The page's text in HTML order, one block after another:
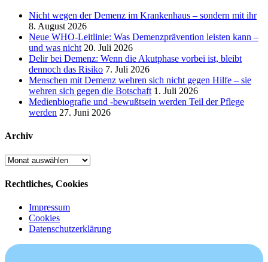
Nicht wegen der Demenz im Krankenhaus – sondern mit ihr
8. August 2026
Neue WHO-Leitlinie: Was Demenzprävention leisten kann –
und was nicht 20. Juli 2026
Delir bei Demenz: Wenn die Akutphase vorbei ist, bleibt
dennoch das Risiko 7. Juli 2026
Menschen mit Demenz wehren sich nicht gegen Hilfe – sie
wehren sich gegen die Botschaft 1. Juli 2026
Medienbiografie und -bewußtsein werden Teil der Pflege
werden 27. Juni 2026
Archiv
Archiv
Rechtliches, Cookies
Impressum
Cookies
Datenschutzerklärung